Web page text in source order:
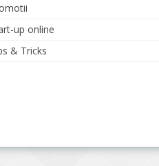
up online
& Tricks